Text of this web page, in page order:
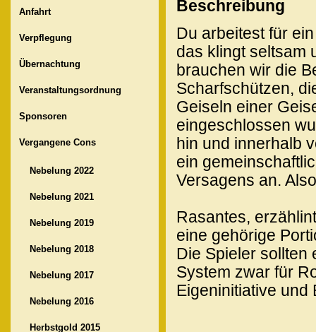
Anfahrt
Verpflegung
Übernachtung
Veranstaltungsordnung
Sponsoren
Vergangene Cons
Nebelung 2022
Nebelung 2021
Nebelung 2019
Nebelung 2018
Nebelung 2017
Nebelung 2016
Herbstgold 2015
Beschreibung
Du arbeitest für
das klingt seltsam
brauchen wir die
Scharfschützen,
Geiseln einer
eingeschlossen
hin und innerhalb
ein
Versagens an.
Rasantes,
eine gehörige
Die Spieler sollten
System zwar für
Eigeninitiative und